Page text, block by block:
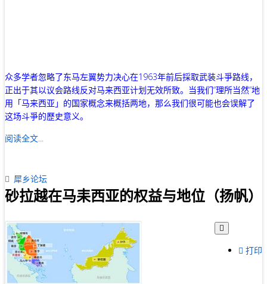
众多学者忽略了东马左翼势力决心在1963年前后採取武装斗爭路线，
正出于其以议会路线反对马来西亚计划无效所致。当我们“理所当然”地
用「马来西亚」的国家概念来概括两地，那么我们很可能也会误解了
这场斗爭的歷史意义。
阅读全文...
犀乡论坛
砂拉越在马耒西亚的权益与地位（扬帆）
打印